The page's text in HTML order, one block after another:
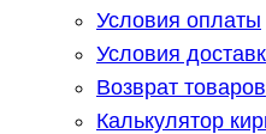
Условия оплаты
Условия
Возврат товаров
Калькулятор